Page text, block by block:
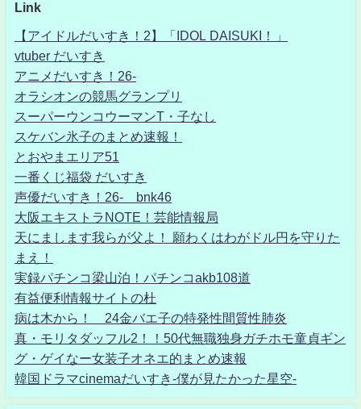
Link
【アイドルだいすき！2】「IDOL DAISUKI！」
vtuber だいすき
アニメだいすき！26-
オラシオンの競馬グランプリ
スーパーウンコウーマンT・子なし
スケバン氷子のまとめ速報！
とおやまエリア51
一番くじ福袋 だいすき
声優だいすき！26- bnk46
大阪エキストラNOTE！芸能情報局
天にまします我らが父よ！ 願わくはわがドル円を守りた
まえ！
実録パチンコ梁山泊！パチンコakb108道
有益便利情報サイトの杜
病は木から！ 24金バエ子の特発性間質性肺炎
真・モリタダッフル2！！50代無職独身ガチホモ童貞ギン
グ・ゲイなー女装子オネエ的まとめ速報
韓国ドラマcinemaだいすき-僕が見たかった星空-